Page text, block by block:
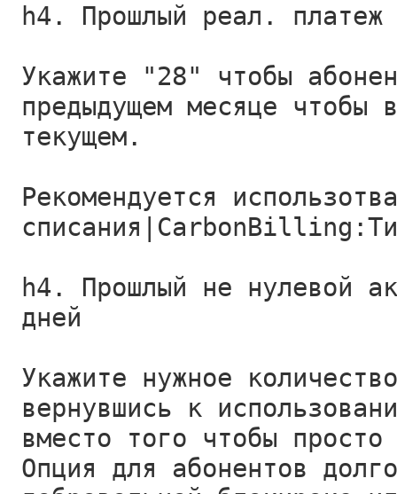
h4. Прошлый реал.
Укажите "28" чтобы
предыдущем месяце чтобы
текущем.
Рекомендуется
h4. Прошлый не нулевой
дней
Укажите нужное
вернувшись к
вместо того чтобы
Опция для абонентов